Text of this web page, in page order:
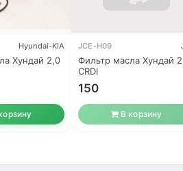
Hyundai-KIA
Хундай 2,0
JCE-H09
Фильтр масла Хундай
CRDI
150
В корзину